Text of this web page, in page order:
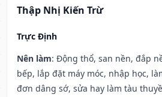
Thập Nhị Kiến Trừ
Trực Định
Nên làm: Động thổ, san nền, đắp
bếp, lắp đặt máy móc, nhập học,
đơn dâng sớ, sửa hay làm tàu